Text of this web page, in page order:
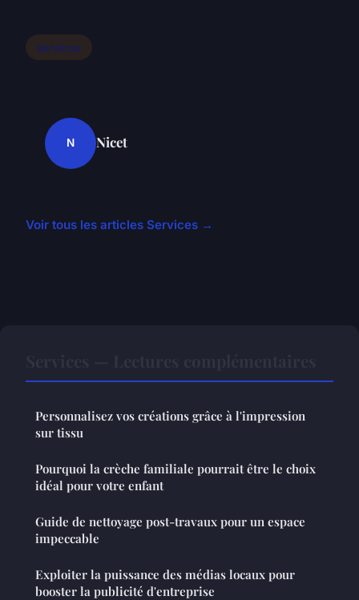
services
N Nicet
Voir tous les articles Services →
Personnalisez vos créations grâce à l'impression
sur tissu
Pourquoi la crèche familiale pourrait être le choix
idéal pour votre enfant
Guide de nettoyage post-travaux pour un espace
impeccable
Exploiter la puissance des médias locaux pour
booster la publicité d'entreprise